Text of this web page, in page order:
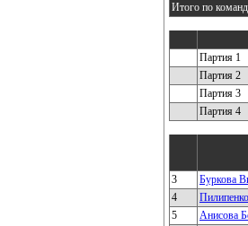
Итого по
Партия 1
Партия 2
Партия 3
Партия 4
3 Буркова
4
5 Анисова